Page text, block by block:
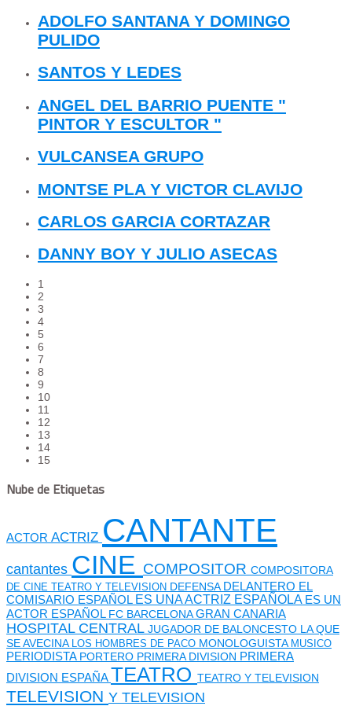
ADOLFO SANTANA Y DOMINGO
PULIDO
SANTOS Y LEDES
ANGEL DEL BARRIO PUENTE "
PINTOR Y ESCULTOR "
VULCANSEA GRUPO
MONTSE PLA Y VICTOR CLAVIJO
CARLOS GARCIA CORTAZAR
DANNY BOY Y JULIO ASECAS
1
2
3
4
5
6
7
8
9
10
11
12
13
14
15
Nube de Etiquetas
ACTOR ACTRIZ CANTANTE
cantantes CINE COMPOSITOR COMPOSITORA
DE CINE TEATRO Y TELEVISION DEFENSA DELANTERO EL
COMISARIO ESPAÑOL ES UNA ACTRIZ ESPAÑOLA ES UN
ACTOR ESPAÑOL FC BARCELONAGRAN CANARIA
HOSPITAL CENTRAL JUGADOR DE BALONCESTO LA QUE
SE AVECINA LOS HOMBRES DE PACO MONOLOGUISTA MUSICO
PERIODISTA PORTERO PRIMERA DIVISION PRIMERA
DIVISION ESPAÑATEATRO TEATRO Y TELEVISION
TELEVISION Y TELEVISION